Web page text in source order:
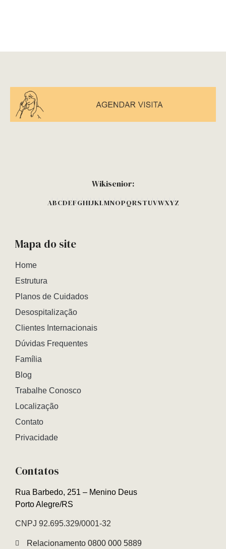
Wikisenior:
ABCDEFGHIJKLMNOPQRSTUVWXYZ
Mapa do site
Home
Estrutura
Planos de Cuidados
Desospitalização
Clientes Internacionais
Dúvidas Frequentes
Família
Blog
Trabalhe Conosco
Localização
Contato
Privacidade
Contatos
Rua Barbedo, 251 – Menino Deus
Porto Alegre/RS
CNPJ 92.695.329/0001-32
Relacionamento 0800 000 5889